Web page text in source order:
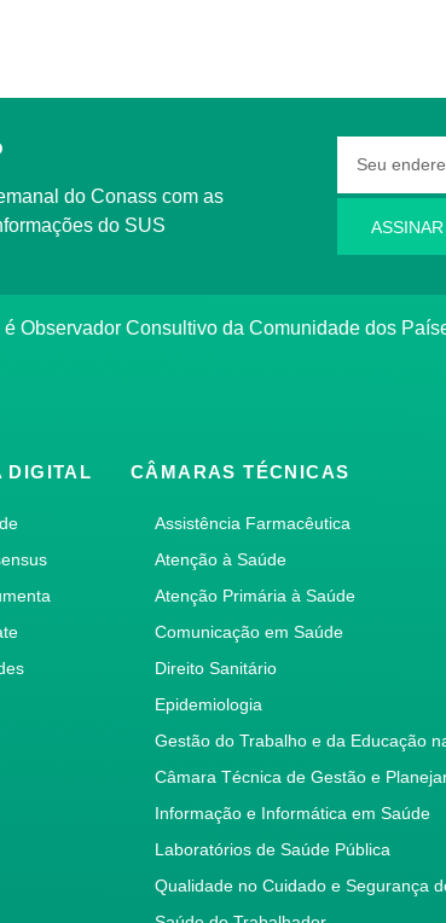
do SUS
ASSINAR
é Observador Consultivo da Comunidade dos
DIGITAL CÂMARAS TÉCNICAS
Assistência Farmacêutica
Atenção à Saúde
Atenção Primária à Saúde
Comunicação em Saúde
Direito Sanitário
Epidemiologia
Gestão do Trabalho e da Educação
Câmara Técnica de Gestão e
Informação e Informática em Saúde
Laboratórios de Saúde Pública
Qualidade no Cuidado e Segurança